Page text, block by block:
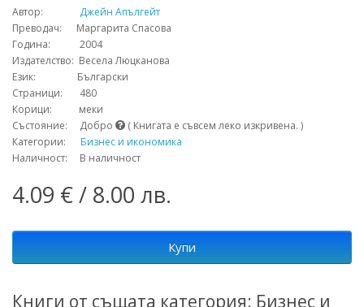
Автор:
Джейн Апългейт
Преводач: Маргарита Спасова
Година: 2004
Издателство: Весела Люцканова
Език: Български
Страници: 480
Корици: меки
Състояние: Добро
( Книгата е съвсем леко изкривена. )
Категории: Бизнес и икономика
Наличност: В наличност
4.09 € / 8.00 лв.
Купи
Книги от същата категория: Бизнес и